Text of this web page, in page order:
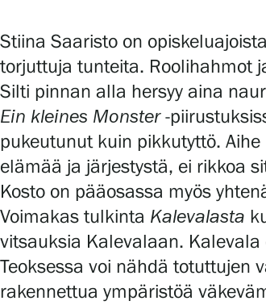
Stiina Saaristo on
torjuttuja tunteita. Roolihahmot
Silti pinnan alla hersyy aina
Ein kleines Monster-
pukeutunut kuin pikkutyttö.
elämää ja järjestystä, ei rikkoa
Kosto on pääosassa myös
Voimakas tulkinta Kalevalasta
vitsauksia Kalevalaan.
Teoksessa voi nähdä totuttujen
rakennettua ympäristöä